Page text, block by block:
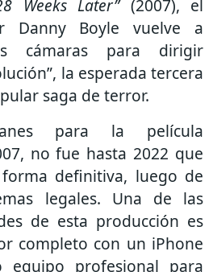
Weeks Later”(2007), el
Danny Boyle vuelve a
cámaras para dirigir
la esperada tercera
saga de terror.
para la película
no fue hasta 2022 que
definitiva, luego de
legales. Una de las
de esta producción es
completo con un iPhone
equipo profesional para